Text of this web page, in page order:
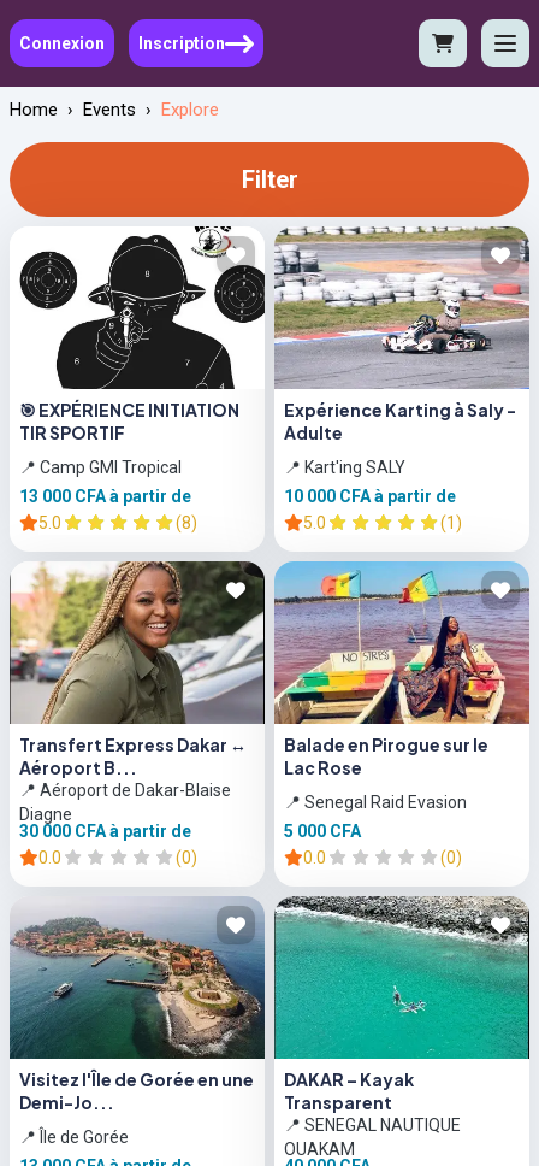
Connexion Inscription
Home › Events › Explore
Filter
🎯 EXPÉRIENCE INITIATION
TIR SPORTIF
📍 Camp GMI Tropical
13 000 CFAà partir de
5.0
(8)
Expérience Karting à Saly -
Adulte
📍 Kart'ing SALY
10 000 CFAà partir de
5.0
(1)
Transfert Express Dakar ↔
Aéroport B...
📍 Aéroport de Dakar-Blaise
Diagne
30 000 CFAà partir de
0.0
(0)
Balade en Pirogue sur le
Lac Rose
📍 Senegal Raid Evasion
5 000 CFA
0.0
(0)
Visitez l'Île de Gorée en une
Demi-Jo...
📍 Île de Gorée
DAKAR – Kayak
Transparent
📍 SENEGAL NAUTIQUE
OUAKAM